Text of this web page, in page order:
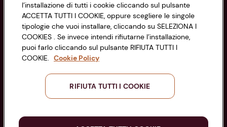
Servizio clienti
Seguici sui Social:
l’installazione di tutti i cookie cliccando sul pulsante
ACCETTA TUTTI I COOKIE, oppure scegliere le singole
tipologie che vuoi installare, cliccando su SELEZIONA I
COOKIES . Se invece intendi rifiutarne l’installazione,
puoi farlo cliccando sul pulsante RIFIUTA TUTTI I
COOKIE. Cookie Policy
RIFIUTA TUTTI I COOKIE